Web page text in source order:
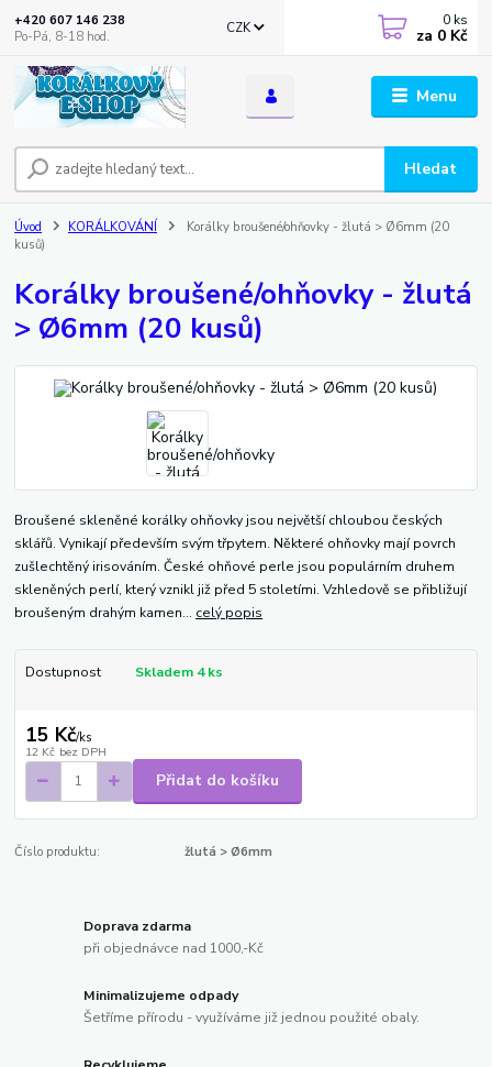
Menu
CZK
Hledat
+420 607 146 238
Po-Pá, 8-18 hod.
0 ks
za 0 Kč
Úvod KORÁLKOVÁNÍ
Korálky broušené/ohňovky - žlutá > Ø6mm (20
kusů)
Korálky broušené/ohňovky - žlutá
> Ø6mm (20 kusů)
Broušené skleněné korálky ohňovky jsou největší chloubou českých
sklářů. Vynikají především svým třpytem. Některé ohňovky mají povrch
zušlechtěný irisováním. České ohňové perle jsou populárním druhem
skleněných perlí, který vznikl již před 5 stoletími. Vzhledově se přibližují
broušeným drahým kamen... celý popis
Dostupnost Skladem 4 ks
15 Kč/ks
12 Kč bez DPH
Přidat do košíku
Číslo produktu: žlutá > Ø6mm
Doprava zdarma
při objednávce nad 1000,-Kč
Minimalizujeme odpady
Šetříme přírodu - využíváme již jednou použité obaly.